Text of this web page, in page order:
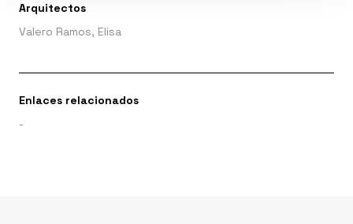
Arquitectos
Valero Ramos, Elisa
Enlaces relacionados
-